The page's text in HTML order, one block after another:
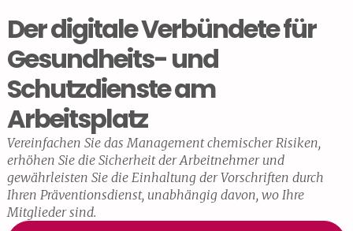
Der digitale Verbündete für
Gesundheits- und
Schutzdienste am
Arbeitsplatz
Vereinfachen Sie das Management chemischer Risiken,
erhöhen Sie die Sicherheit der Arbeitnehmer und
gewährleisten Sie die Einhaltung der Vorschriften durch
Ihren Präventionsdienst, unabhängig davon, wo Ihre
Mitglieder sind.